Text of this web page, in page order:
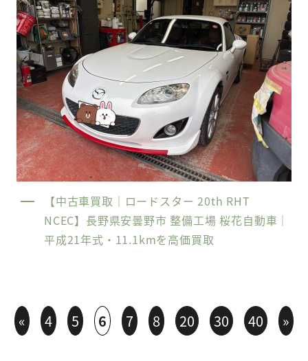
【中古車買取｜ロードスター 20th RHT
NCEC】長野県安曇野市 整備工場 桜花自動車｜
平成21年式・11.1kmを高価買取
« 4 5 6 7 8 20 30 40 »